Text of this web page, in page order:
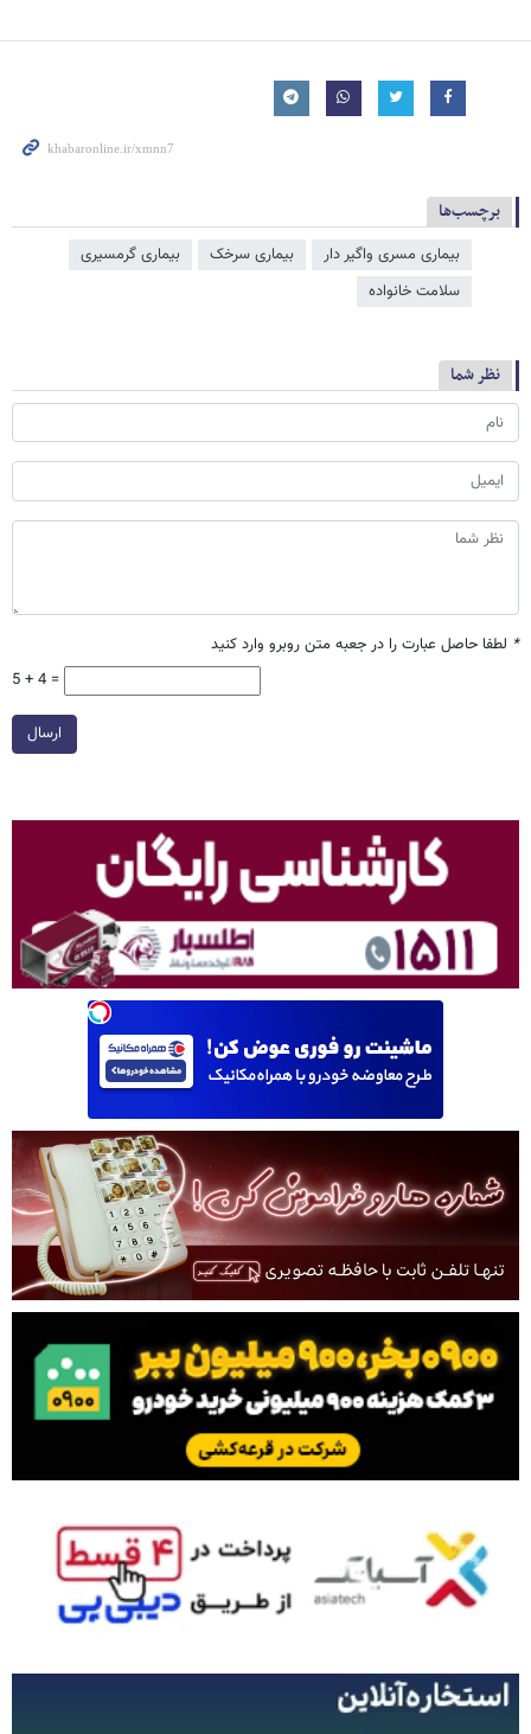
برچسب‌ها
بیماری مسری واگیر دار بیماری سرخک
بیماری گرمسیری
سلامت خانواده
نظر شما
* لطفا حاصل عبارت را در جعبه متن روبرو وارد کنید
5 + 4 =
ارسال